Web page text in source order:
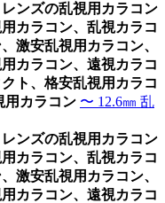
ンズの乱視用カラコン
カラコン、乱視カラコ
激安乱視用カラコン、
カラコン、遠視カラコ
ト、格安乱視用カラコ
用カラコン 〜 12.6㎜ 乱
ンズの乱視用カラコン
カラコン、乱視カラコ
激安乱視用カラコン、
カラコン、遠視カラコ